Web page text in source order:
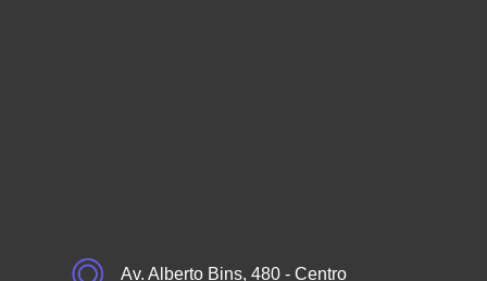
Av. Alberto Bins, 480 - Centro